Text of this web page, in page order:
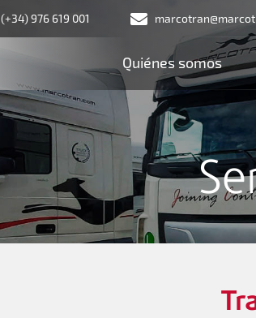
(+34) 976 619 001
Quiénes somos